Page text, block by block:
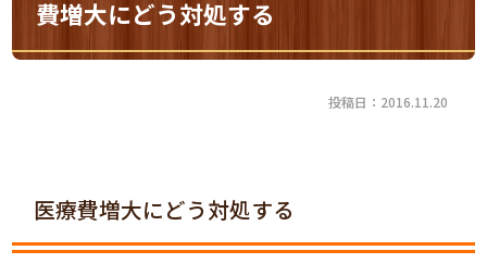
費増大にどう対処する
投稿日：2016.11.20
医療費増大にどう対処する